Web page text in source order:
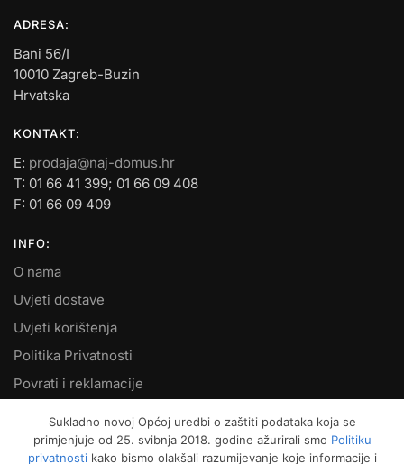
ADRESA:
Bani 56/I
10010 Zagreb-Buzin
Hrvatska
KONTAKT:
E: prodaja@naj-domus.hr
T: 01 66 41 399; 01 66 09 408
F: 01 66 09 409
INFO:
O nama
Uvjeti dostave
Uvjeti korištenja
Politika Privatnosti
Povrati i reklamacije
MOJ RAČUN:
Sukladno novoj Općoj uredbi o zaštiti podataka koja se
primjenjuje od 25. svibnja 2018. godine ažurirali smo Politiku
privatnostikako bismo olakšali razumijevanje koje informacije i